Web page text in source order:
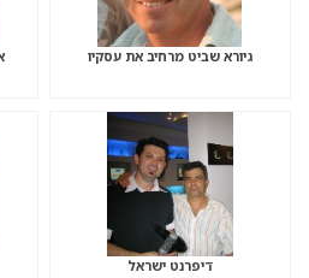
גיורא שביט מרחיב את עסקיו
דיפרנט ישראל